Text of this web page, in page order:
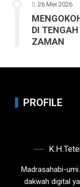
26 Mei 2026
DI
ZAMAN
PROFILE
Madrasahabi-
dakwah digital